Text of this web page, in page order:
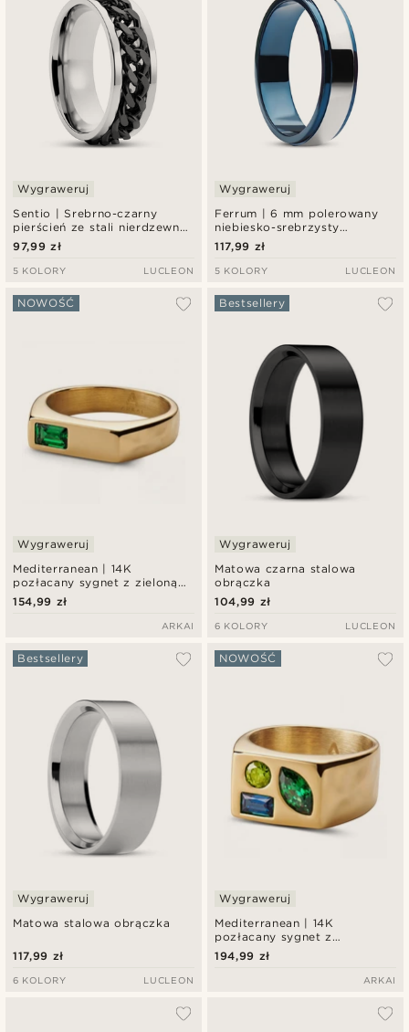
Sentio | Srebrno-czarny
pierścień ze stali nierdzewnej
ze splotem typu pancerka
Wygraweruj
97,99 zł
5 KOLORY LUCLEON
Ferrum | 6 mm polerowany
niebiesko-srebrzysty
pierścionek z podwyższonym
profilem ze stali nierdzewnej
Wygraweruj
117,99 zł
5 KOLORY LUCLEON
Mediterranean | 14K
pozłacany sygnet z zieloną
cyrkonią
NOWOŚĆ
Wygraweruj
154,99 zł
ARKAI
Matowa czarna stalowa
obrączka
Bestsellery
Wygraweruj
104,99 zł
6 KOLORY LUCLEON
Matowa stalowa obrączka
Bestsellery
Wygraweruj
117,99 zł
6 KOLORY LUCLEON
Mediterranean | 14K
pozłacany sygnet z
wielobarwnymi cyrkoniami
NOWOŚĆ
Wygraweruj
194,99 zł
ARKAI